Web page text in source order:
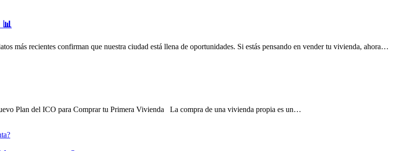
📊
más recientes confirman que nuestra ciudad está llena de oportunidades. Si estás pensando en vender tu vivienda, ahora…
Plan del ICO para Comprar tu Primera Vivienda La compra de una vivienda propia es un…